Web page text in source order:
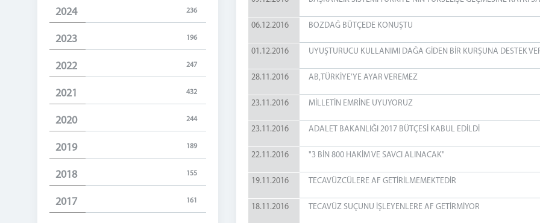
2024 236
2023 196
2022 247
2021 432
2020 244
2019 189
2018 155
2017 161
06.12.2016 BOZDAĞ BÜTÇEDE KONUŞTU
01.12.2016 UYUŞTURUCU KULLANIMI DAĞA GİDEN BİR KURŞUNA DESTEK
28.11.2016 AB,TÜRKİYE'YE AYAR VEREMEZ
23.11.2016 MİLLETİN EMRİNE UYUYORUZ
23.11.2016 ADALET BAKANLIĞI 2017 BÜTÇESİ KABUL EDİLDİ
22.11.2016 "3 BİN 800 HAKİM VE SAVCI ALINACAK"
19.11.2016 TECAVÜZCÜLERE AF GETİRİLMEMEKTEDİR
18.11.2016 TECAVÜZ SUÇUNU İŞLEYENLERE AF GETİRMİYOR